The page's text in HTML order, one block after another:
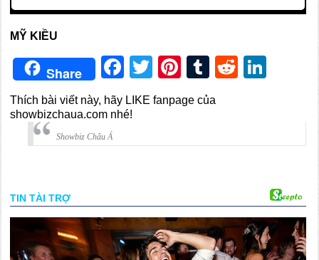
MỸ KIỀU
Share Facebook
TwitterPinterest
TumblrReddit
Thích bài viết này, hãy LIKE fanpage của
showbizchaua.com nhé!
Showbiz Châu Á